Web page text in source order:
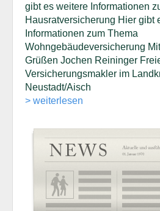
gibt es weitere Informationen
Hausratversicherung Hier gibt
Informationen zum Thema
Wohngebäudeversicherung
Grüßen Jochen Reininger
Versicherungsmakler im
Neustadt/Aisch
> weiterlesen